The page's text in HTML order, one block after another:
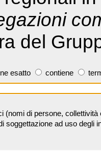
del
esatto contiene
(nomi di persone,
soggettazione ad uso degli